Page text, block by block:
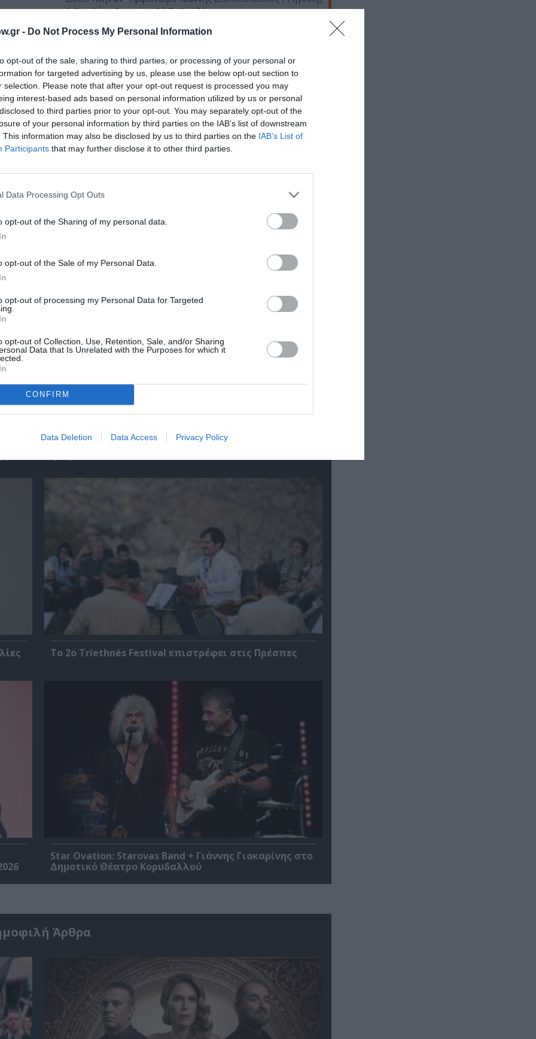
- Do Not Process My Personal Information
opt-out of the sale, sharing to third parties, or processing of your personal or
for targeted advertising by us, please use the below opt-out section to
selection. Please note that after your opt-out request is processed you may
interest-based ads based on personal information utilized by us or personal
to third parties prior to your opt-out. You may separately opt-out of the
of your personal information by third parties on the IAB’s list of downstream
This information may also be disclosed by us to third parties on the IAB’s List of
Participants that may further disclose it to other third parties.
Data Processing Opt Outs
opt-out of the Sharing of my personal data.
opt-out of the Sale of my Personal Data.
opt-out of processing my Personal Data for Targeted
opt-out of Collection, Use, Retention, Sale, and/or Sharing
Data that Is Unrelated with the Purposes for which it
CONFIRM
Data Deletion Data Access Privacy Policy
& Βασιλέως Γεωργίου Β΄ 17-19, Αθήνα
Ωδείο Αθηνών
(φοιτητές, πολύτεκνοι, ΑμεΑ κλπ.)
στοCulturenow.gr
Δες εδώ! ❯
ΑΘΗΝΩΝ
και τον Πολιτισμό!
το Culturenow.gr
Το 2ο Triethnés Festival επιστρέφει στις Πρέσπες
Star Ovation: Starovas Band + Γιάννης Γιοκαρίνης στο
Δημοτικό Θέατρο Κορυδαλλού
Άρθρα